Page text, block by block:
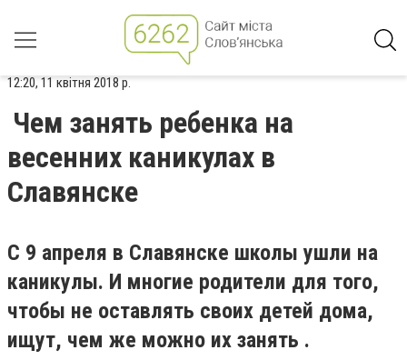
12:20, 11 квітня 2018 р.
Чем занять ребенка на
весенних каникулах в
Славянске
С 9 апреля в Славянске школы ушли на
каникулы. И многие родители для того,
чтобы не оставлять своих детей дома,
ищут, чем же можно их занять .